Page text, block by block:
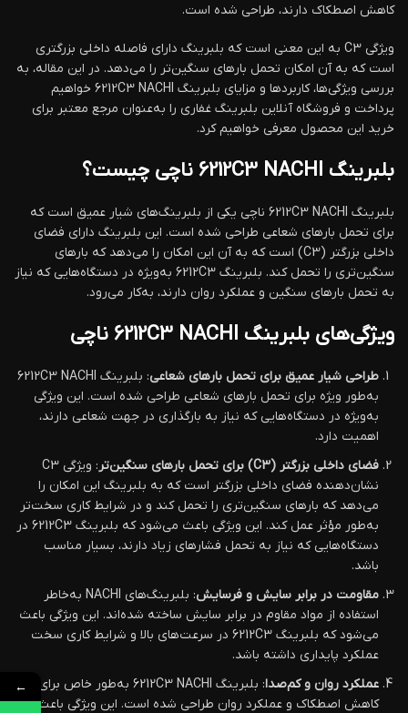
کاهش اصطکاک دارند، طراحی شده است.
ویژگی C3 به این معنی است که بلبرینگ دارای فاصله داخلی بزرگتری
است که به آن امکان تحمل بارهای سنگین‌تر را می‌دهد. در این مقاله، به
بررسی ویژگی‌ها، کاربردها و مزایای بلبرینگ 6212C3 NACHI خواهیم
پرداخت و فروشگاه آنلاین بلبرینگ غفاری را به‌عنوان مرجع معتبر برای
خرید این محصول معرفی خواهیم کرد.
بلبرینگ 6212C3 NACHI ناچی چیست؟
بلبرینگ 6212C3 NACHI ناچی یکی از بلبرینگ‌های شیار عمیق است که
برای تحمل بارهای شعاعی طراحی شده است. این بلبرینگ دارای فضای
داخلی بزرگتر (C3) است که به آن این امکان را می‌دهد که بارهای
سنگین‌تری را تحمل کند. بلبرینگ 6212C3 به‌ویژه در دستگاه‌هایی که نیاز
به تحمل بارهای سنگین و عملکرد روان دارند، به‌کار می‌رود.
ویژگی‌های بلبرینگ 6212C3 NACHI ناچی
طراحی شیار عمیق برای تحمل بارهای شعاعی
: بلبرینگ 6212C3 NACHI
به‌طور ویژه برای تحمل بارهای شعاعی طراحی شده است. این ویژگی
به‌ویژه در دستگاه‌هایی که نیاز به بارگذاری در جهت شعاعی دارند،
اهمیت دارد.
فضای داخلی بزرگتر (C3) برای تحمل بارهای سنگین‌تر
: ویژگی C3
نشان‌دهنده فضای داخلی بزرگتر است که به بلبرینگ این امکان را
می‌دهد که بارهای سنگین‌تری را تحمل کند و در شرایط کاری سخت‌تر
به‌طور مؤثر عمل کند. این ویژگی باعث می‌شود که بلبرینگ 6212C3 در
دستگاه‌هایی که نیاز به تحمل فشارهای زیاد دارند، بسیار مناسب
باشد.
مقاومت در برابر سایش و فرسایش
: بلبرینگ‌های NACHI به‌خاطر
استفاده از مواد مقاوم در برابر سایش ساخته شده‌اند. این ویژگی باعث
می‌شود که بلبرینگ 6212C3 در سرعت‌های بالا و شرایط کاری سخت
عملکرد پایداری داشته باشد.
عملکرد روان و کم‌صدا
: بلبرینگ 6212C3 NACHI به‌طور خاص برای
کاهش اصطکاک و عملکرد روان طراحی شده است. این ویژگی باعث
←